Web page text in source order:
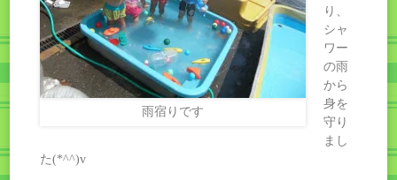
雨宿りです
り、
シャ
ワー
の雨
から
身を
守り
まし
た(*^^)v